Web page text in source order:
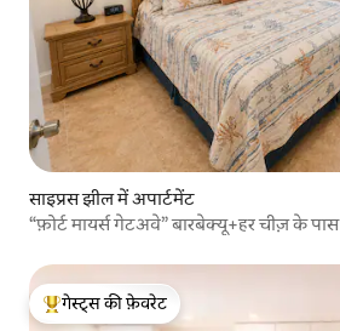
साइप्रस झील में अपार्टमेंट
“फ़ोर्ट मायर्स गेटअवे” बारबेक्यू+हर चीज़ के पास
गेस्ट्स का टॉप फ़ेवरेट
गेस्ट्स की फ़ेवरेट